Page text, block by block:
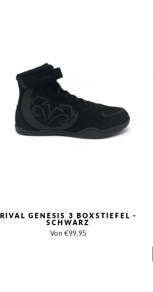
RIVAL GENESIS 3 BOXSTIEFEL -
SCHWARZ
Von €99,95